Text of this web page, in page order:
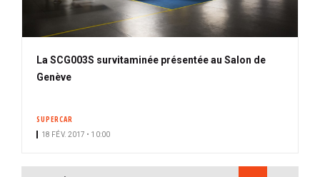
La SCG003S survitaminée présentée au Salon de
Genève
SUPERCAR
18 FÉV. 2017 • 10:00